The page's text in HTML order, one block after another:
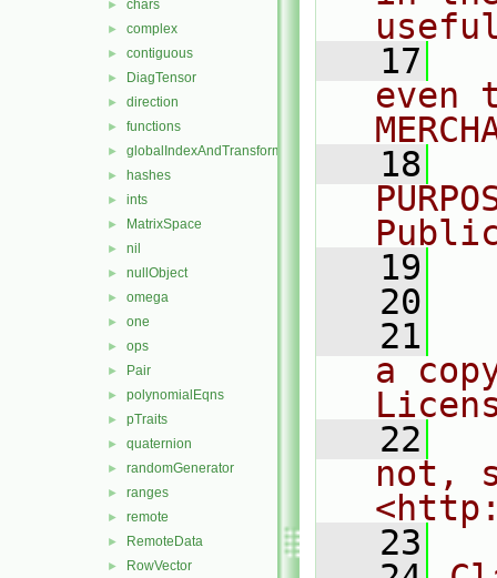
► chars
► complex
► contiguous
► DiagTensor
► direction
► functions
► globalIndexAndTransform
► hashes
► ints
► MatrixSpace
► nil
► nullObject
► omega
► one
► ops
► Pair
► polynomialEqns
► pTraits
► quaternion
► randomGenerator
► ranges
► remote
► RemoteData
► RowVector
   17
even
   18
   19
   20
   21
a
   22
not,
   23